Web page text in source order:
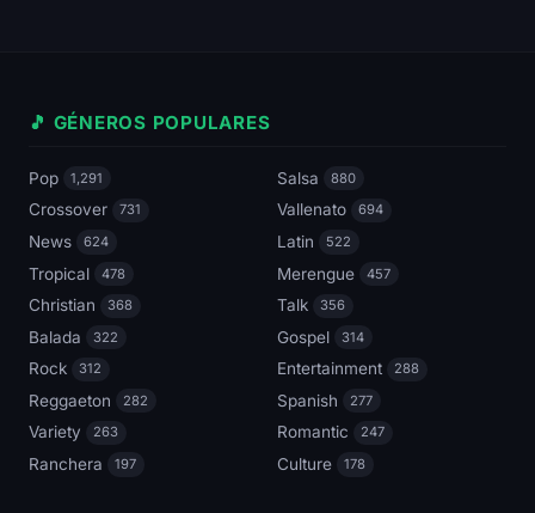
🎵 GÉNEROS POPULARES
Pop 1,291 Salsa 880
Crossover 731 Vallenato 694
News 624 Latin 522
Tropical 478 Merengue 457
Christian 368 Talk 356
Balada 322 Gospel 314
Rock 312 Entertainment 288
Reggaeton 282 Spanish 277
Variety 263 Romantic 247
Ranchera 197 Culture 178